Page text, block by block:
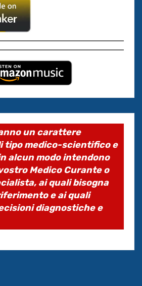
un carattere
tipo medico-scientifico e
alcun modo intendono
Medico Curante o
ai quali bisogna
e ai quali
diagnostiche e